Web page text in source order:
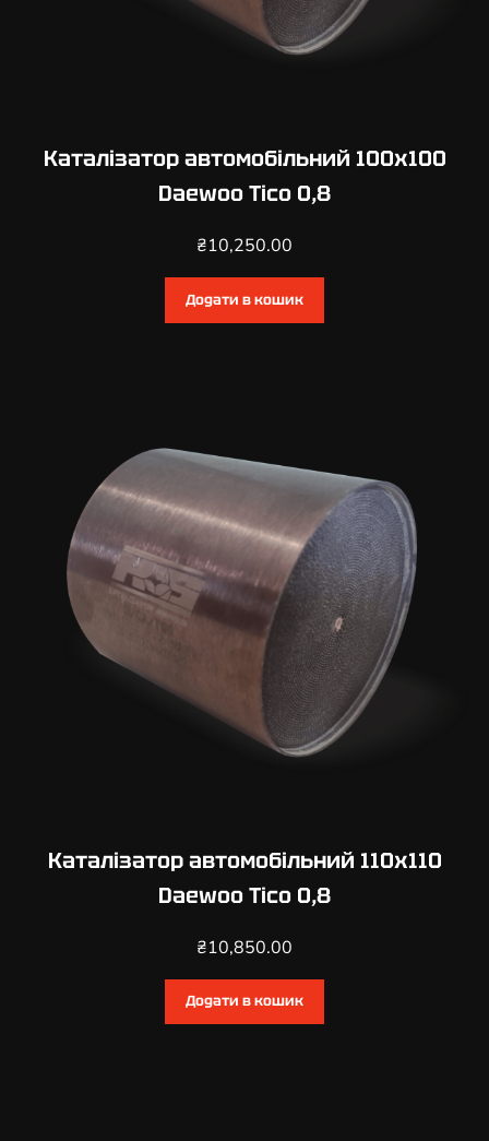
Каталізатор автомобільний 100х100
Daewoo Tico 0,8
₴10,250.00
Додати в кошик
Каталізатор автомобільний 110х110
Daewoo Tico 0,8
₴10,850.00
Додати в кошик